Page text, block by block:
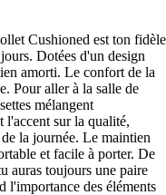
Cushioned est ton fidèle
Dotées d'un design
amorti. Le confort de la
Pour aller à la salle de
mélangent
l'accent sur la qualité,
la journée. Le maintien
et facile à porter. De
auras toujours une paire
l'importance des éléments